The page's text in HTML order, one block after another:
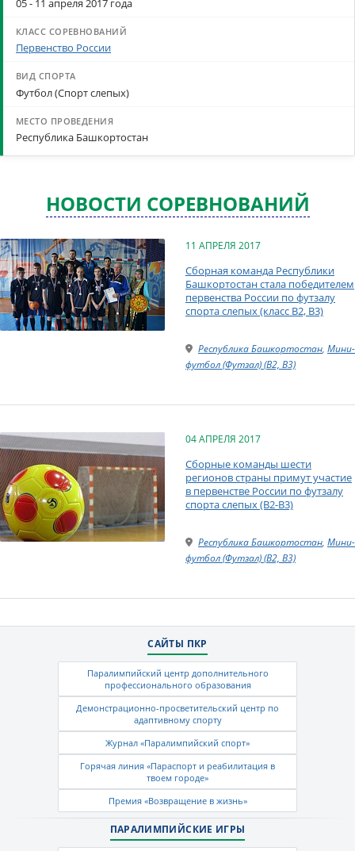
05 - 11 апреля 2017 года
Первенство России
Футбол (Спорт слепых)
Республика Башкортостан
НОВОСТИ СОРЕВНОВАНИЙ
11 АПРЕЛЯ 2017
Сборная команда Республики
Башкортостан стала победителем
первенства России по футзалу
спорта слепых (класс B2, B3)
Республика Башкортостан, Мини-
футбол (Футзал) (B2, B3)
04 АПРЕЛЯ 2017
Сборные команды шести
регионов страны примут участие
в первенстве России по футзалу
спорта слепых (B2-B3)
Республика Башкортостан, Мини-
футбол (Футзал) (B2, B3)
САЙТЫ ПКР
Паралимпийский центр дополнительного
профессионального образования
Демонстрационно-просветительский центр по
адаптивному спорту
Журнал «Паралимпийский спорт»
Горячая линия «Параспорт и реабилитация в
твоем городе»
Премия «Возвращение в жизнь»
ПАРАЛИМПИЙСКИЕ ИГРЫ